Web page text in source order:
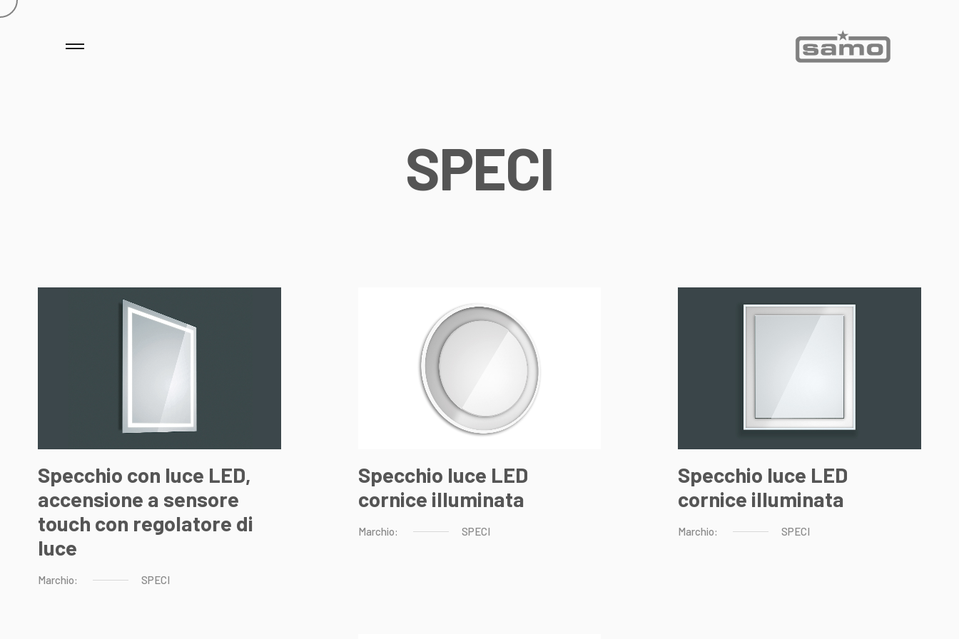
SPECI
Specchio con luce LED,
accensione a sensore
touch con regolatore di
luce
Marchio: SPECI
Specchio luce LED
cornice illuminata
Marchio: SPECI
Specchio luce LED
cornice illuminata
Marchio: SPECI